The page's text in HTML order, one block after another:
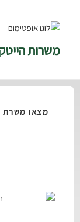
משרות
מצאו משרת